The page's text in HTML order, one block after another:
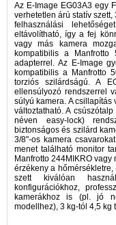
Az E-Image EG03A3 egy
verhetetlen árú statív
felhasználási
eltávolítható, így a fej
vagy más kamera
kompatibilis a Manfrotto
adapterrel. Az E-Image
kompatibilis a Manfrotto
torziós szilárdságú. A
ellensúlyozó rendszerrel
súlyú kamera. A csillapítás
változtatható. A
néven easy-lock)
biztonságos és szilárd
3/8"-os kamera
menet található monitor
Manfrotto 244MIKRO
érzékeny a hőmérsékletre,
szett kiválóan
konfigurációkhoz,
kamerákhoz is (pl. jó
modellhez), 3 kg-tól 4,5 kg